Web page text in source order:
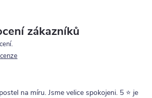
zákazníků
na míru. Jsme velice spokojeni. 5 ⭐ je